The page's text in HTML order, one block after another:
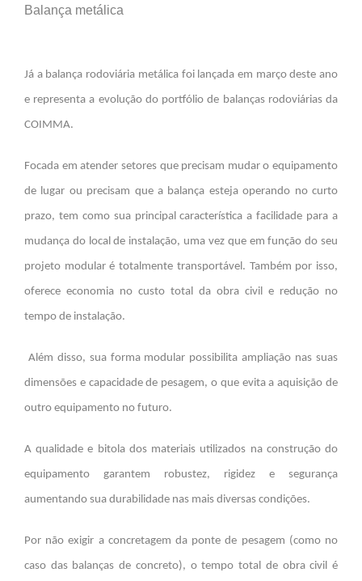
Balança metálica
Já a balança rodoviária metálica foi lançada em março deste ano
e representa a evolução do portfólio de balanças rodoviárias da
COIMMA.
Focada em atender setores que precisam mudar o equipamento
de lugar ou precisam que a balança esteja operando no curto
prazo, tem como sua principal característica a facilidade para a
mudança do local de instalação, uma vez que em função do seu
projeto modular é totalmente transportável. Também por isso,
oferece economia no custo total da obra civil e redução no
tempo de instalação.
Além disso, sua forma modular possibilita ampliação nas suas
dimensões e capacidade de pesagem, o que evita a aquisição de
outro equipamento no futuro.
A qualidade e bitola dos materiais utilizados na construção do
equipamento garantem robustez, rigidez e segurança
aumentando sua durabilidade nas mais diversas condições.
Por não exigir a concretagem da ponte de pesagem (como no
caso das balanças de concreto), o tempo total de obra civil é